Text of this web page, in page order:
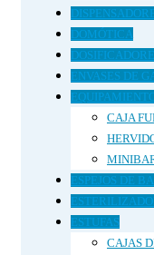
DOMÓTICA
ENVASES DE
CAJA
ESPEJOS DE
ESTUFAS
CAJAS